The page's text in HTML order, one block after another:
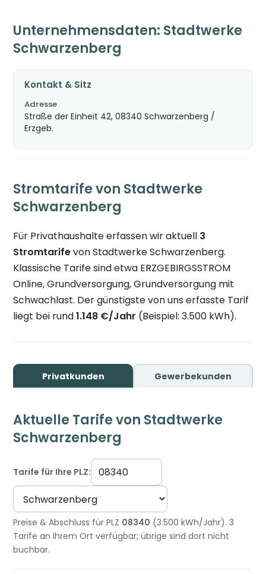
Unternehmensdaten: Stadtwerke
Schwarzenberg
Kontakt & Sitz
Adresse
Straße der Einheit 42, 08340 Schwarzenberg /
Erzgeb.
Stromtarife von Stadtwerke
Schwarzenberg
Für Privathaushalte erfassen wir aktuell 3
Stromtarifevon Stadtwerke Schwarzenberg.
Klassische Tarife sind etwa ERZGEBIRGSSTROM
Online, Grundversorgung, Grundversorgung mit
Schwachlast. Der günstigste von uns erfasste Tarif
liegt bei rund1.148 €/Jahr (Beispiel: 3.500 kWh).
Privatkunden Gewerbekunden
Aktuelle Tarife von Stadtwerke
Schwarzenberg
Tarife für Ihre PLZ:
Preise & Abschluss für PLZ 08340 (3.500 kWh/Jahr). 3
Tarife an Ihrem Ort verfügbar; übrige sind dort nicht
buchbar.